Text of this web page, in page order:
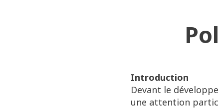
Introduction
Devant le
une attention